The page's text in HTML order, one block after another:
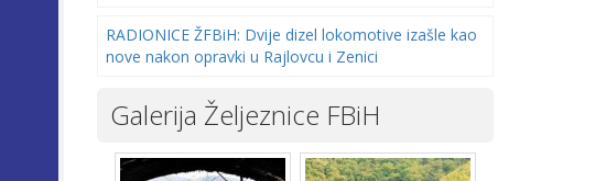
RADIONICE ŽFBiH: Dvije dizel lokomotive izašle kao
nove nakon opravki u Rajlovcu i Zenici
Galerija Željeznice FBiH